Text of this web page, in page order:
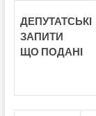
ДЕПУТАТСЬКІ
ЗАПИТИ
ЩО ПОДАНІ